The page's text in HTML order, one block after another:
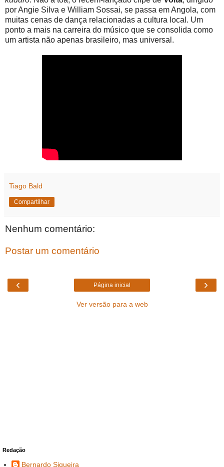
por Angie Silva e William Sossai, se passa em Angola, com
muitas cenas de dança relacionadas a cultura local. Um
ponto a mais na carreira do músico que se consolida como
um artista não apenas brasileiro, mas universal.
Tiago Bald
Compartilhar
Nenhum comentário:
Postar um comentário
‹ ›
Página inicial
Ver versão para a web
Redação
Bernardo Siqueira